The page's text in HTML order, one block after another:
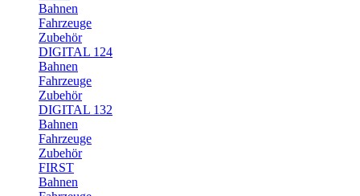
Bahnen
Fahrzeuge
Zubehör
DIGITAL 124
Bahnen
Fahrzeuge
Zubehör
DIGITAL 132
Bahnen
Fahrzeuge
Zubehör
FIRST
Bahnen